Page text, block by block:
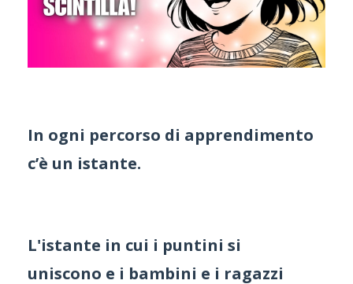
In ogni percorso di apprendimento
c’è un istante.
L'istante in cui i puntini si
uniscono e i bambini e i ragazzi